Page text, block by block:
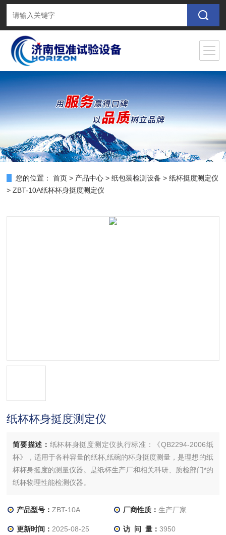
您的位置： 首页 > 产品中心 >纸包装检测设备 >纸杯挺度测定仪
> ZBT-10A纸杯杯身挺度测定仪
纸杯杯身挺度测定仪
简要描述： 纸杯杯身挺度测定仪执行标准：《QB2294-2006纸
杯》，适用于各种容量的纸杯,纸碗的杯身挺度测量，是理想的纸
杯杯身挺度的测量仪器。是纸杯生产厂和相关科研、质检部门*的
纸杯物理性能检测仪器。
产品型号：ZBT-10A 厂商性质： 生产厂家
更新时间： 2025-08-25 访 问 量： 3950